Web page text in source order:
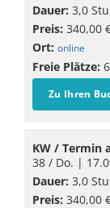
Dauer: 3,0
Preis: 340,00
Ort: online
Freie Plätze: 6
Zu Ihren
KW / Termin
38 / Do. |
Dauer: 3,0
Preis: 340,00